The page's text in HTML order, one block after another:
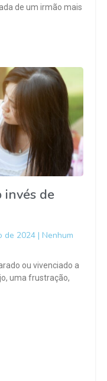
de um irmão mais
invés de
de 2024
Nenhum
ou vivenciado a
uma frustração,